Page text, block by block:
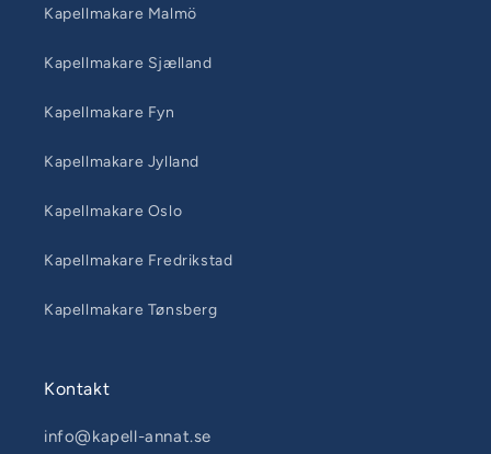
Kapellmakare Malmö
Kapellmakare Sjælland
Kapellmakare Fyn
Kapellmakare Jylland
Kapellmakare Oslo
Kapellmakare Fredrikstad
Kapellmakare Tønsberg
Kontakt
info@kapell-annat.se